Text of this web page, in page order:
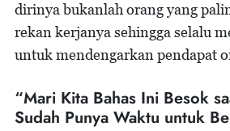
dirinya bukanlah orang yang
rekan kerjanya sehingga selalu
untuk mendengarkan pendapat
“Mari Kita Bahas Ini Besok
Sudah Punya Waktu untuk